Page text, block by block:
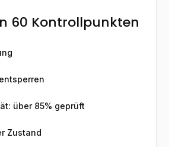
60 Kontrollpunkten
über 85% geprüft
Zustand